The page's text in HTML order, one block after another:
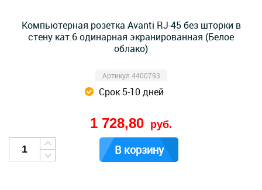
Компьютерная розетка Avanti RJ-45 без шторки в
стену кат.6 одинарная экранированная (Белое
облако)
Артикул 4400793
Срок 5-10 дней
1 728,80 руб.
В корзину